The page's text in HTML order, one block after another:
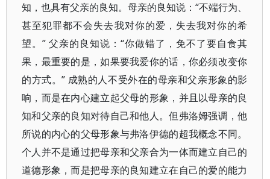
知，也具有父亲的良知。母亲的良知说：“不端行为、
甚至犯罪都不会失去我对你的爱，失去我对你的希
望。” 父亲的良知说：“你做错了，免不了要自食其
果，最重要的是，如果要我爱你的话，你必须改变你
的方式。” 成熟的人不受外在的母亲和父亲形象的影
响，而是在内心建立起父母的形象，并且以母亲的良
知和父亲的良知对待自己和他人。但弗洛姆强调，他
所说的内心的父母形象与弗洛伊德的超我概念不同。
个人并不是通过把母亲和父亲合为一体而建立自己的
道德形象，而是把母亲的良知建立在自己的爱的能力